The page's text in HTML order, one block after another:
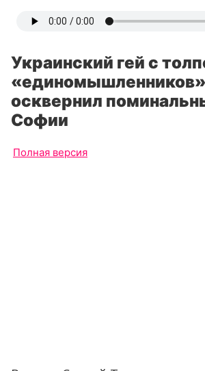
Украинский гей с
«единомышленников»
осквернил
Софии
Полная версия